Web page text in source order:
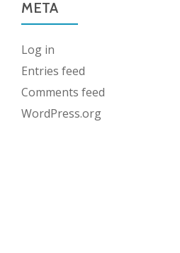
META
Log in
Entries feed
Comments feed
WordPress.org